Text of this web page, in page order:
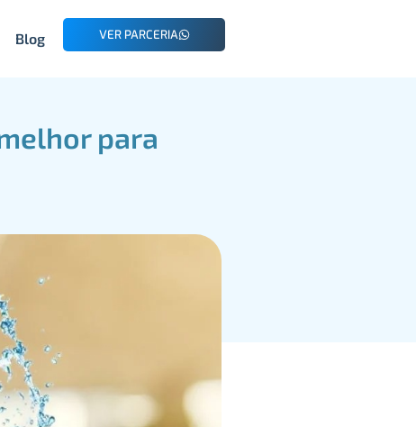
Blog VER PARCERIA
para